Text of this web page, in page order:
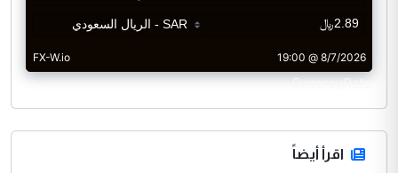
CurrencyRate
اقرأ أيضاً